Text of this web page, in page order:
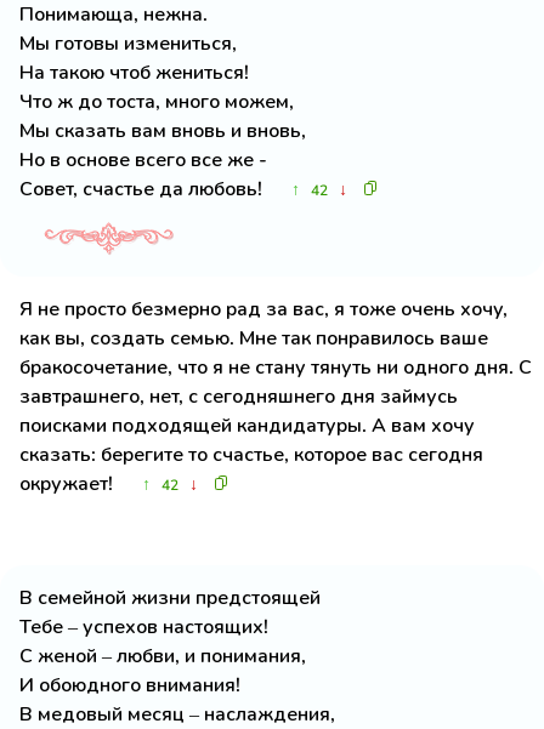
Понимающа, нежна.
Мы готовы измениться,
На такою чтоб жениться!
Что ж до тоста, много можем,
Мы сказать вам вновь и вновь,
Но в основе всего все же -
Совет, счастье да любовь!
↑ 42 ↓
Я не просто безмерно рад за вас, я тоже очень хочу,
как вы, создать семью. Мне так понравилось ваше
бракосочетание, что я не стану тянуть ни одного дня. С
завтрашнего, нет, с сегодняшнего дня займусь
поисками подходящей кандидатуры. А вам хочу
сказать: берегите то счастье, которое вас сегодня
окружает!
↑ 42 ↓
В семейной жизни предстоящей
Тебе – успехов настоящих!
С женой – любви, и понимания,
И обоюдного внимания!
В медовый месяц – наслаждения,